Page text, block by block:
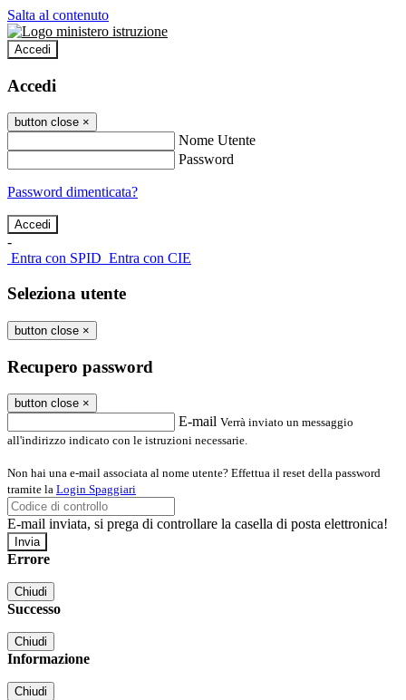
Salta al contenuto
Accedi
Accedi
button close ×
Nome Utente
Password
Password dimenticata?
-
Entra con SPID Entra con CIE
Seleziona utente
button close ×
Recupero password
button close ×
E-mail Verrà inviato un messaggio
all'indirizzo indicato con le istruzioni necessarie.
Non hai una e-mail associata al nome utente? Effettua il reset della password
tramite la Login Spaggiari
E-mail inviata, si prega di controllare la casella di posta elettronica!
Errore
Chiudi
Successo
Chiudi
Informazione
Chiudi